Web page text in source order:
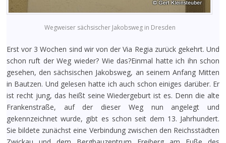
Wegweiser sächsischer Jakobsweg in Dresden
Erst vor 3 Wochen sind wir von der Via Regia zurück gekehrt. Und
schon ruft der Weg wieder? Wie das?Einmal hatte ich ihn schon
gesehen, den sächsischen Jakobsweg, an seinem Anfang Mitten
in Bautzen. Und gelesen hatte ich auch schon einiges darüber. Er
ist recht jung, das heißt seine Wiedergeburt ist es. Denn die alte
Frankenstraße, auf der dieser Weg nun angelegt und
gekennzeichnet wurde, gibt es schon seit dem 13. Jahrhundert.
Sie bildete zunächst eine Verbindung zwischen den Reichsstädten